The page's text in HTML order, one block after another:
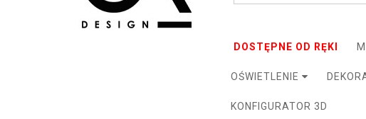
DOSTĘPNE OD RĘKI
OŚWIETLENIE
KONFIGURATOR 3D